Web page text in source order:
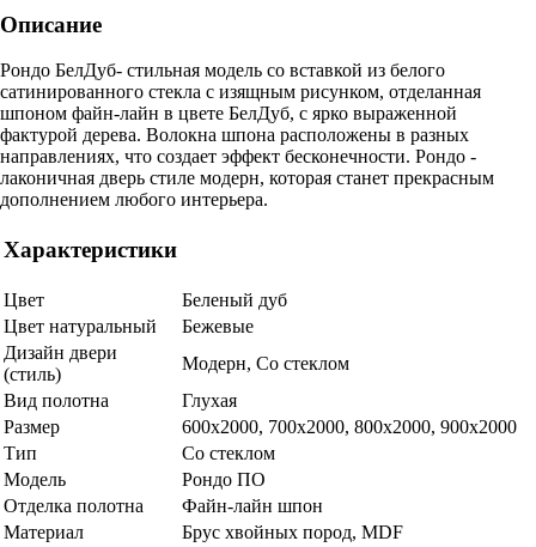
Описание
Рондо БелДуб- стильная модель со вставкой из белого
сатинированного стекла с изящным рисунком, отделанная
шпоном файн-лайн в цвете БелДуб, с ярко выраженной
фактурой дерева. Волокна шпона расположены в разных
направлениях, что создает эффект бесконечности. Рондо -
лаконичная дверь стиле модерн, которая станет прекрасным
дополнением любого интерьера.
Характеристики
Цвет
Беленый дуб
Цвет натуральный
Бежевые
Дизайн двери
(стиль)
Модерн, Со стеклом
Вид полотна
Глухая
Размер
600x2000, 700x2000, 800x2000, 900x2000
Тип
Со стеклом
Модель
Рондо ПО
Отделка полотна
Файн-лайн шпон
Материал
Брус хвойных пород, MDF